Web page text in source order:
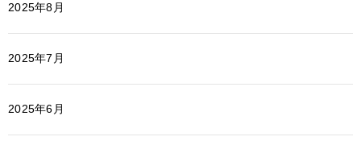
2025年8月
2025年7月
2025年6月